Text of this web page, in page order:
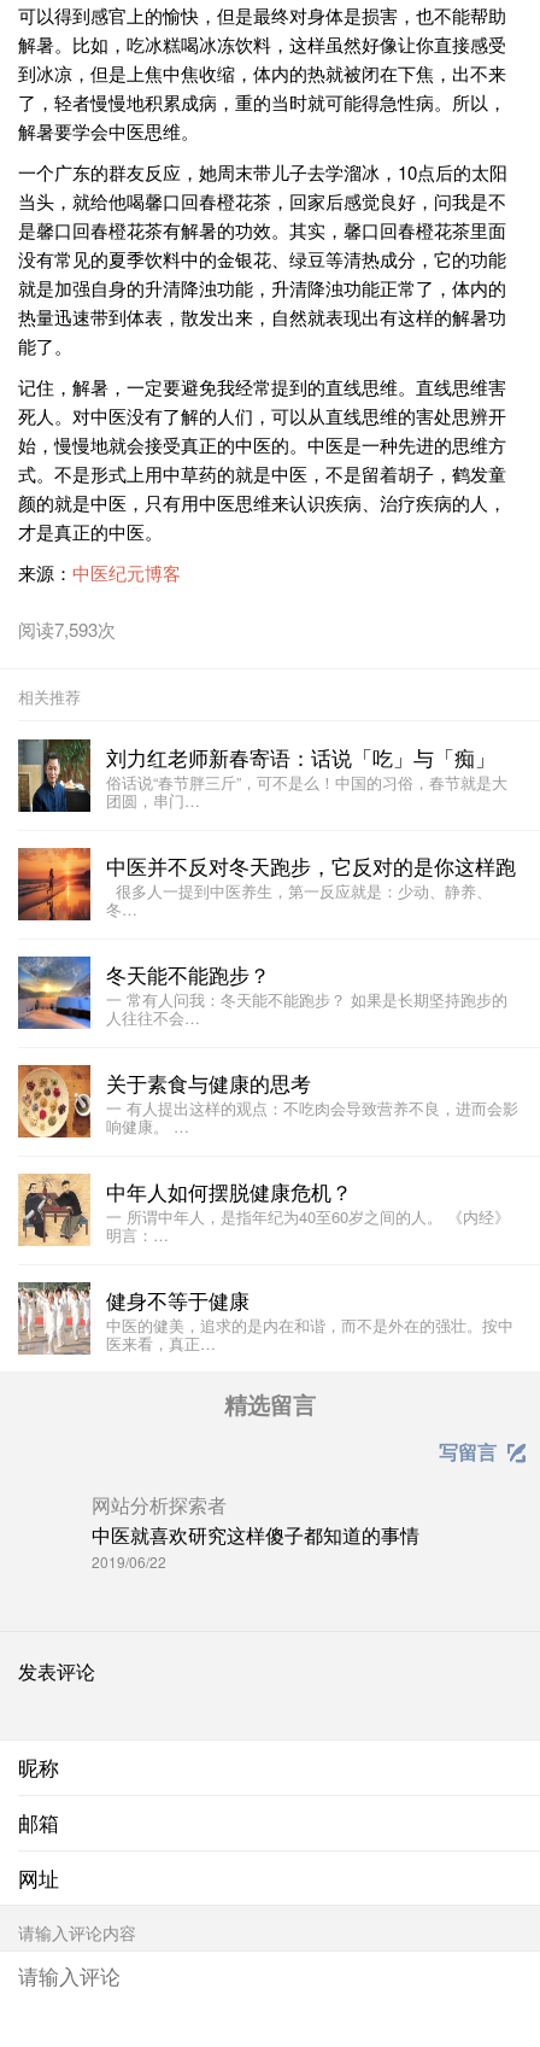
可以得到感官上的愉快，但是最终对身体是损害，也不能帮助
解暑。比如，吃冰糕喝冰冻饮料，这样虽然好像让你直接感受
到冰凉，但是上焦中焦收缩，体内的热就被闭在下焦，出不来
了，轻者慢慢地积累成病，重的当时就可能得急性病。所以，
解暑要学会中医思维。
一个广东的群友反应，她周末带儿子去学溜冰，10点后的太阳
当头，就给他喝馨口回春橙花茶，回家后感觉良好，问我是不
是馨口回春橙花茶有解暑的功效。其实，馨口回春橙花茶里面
没有常见的夏季饮料中的金银花、绿豆等清热成分，它的功能
就是加强自身的升清降浊功能，升清降浊功能正常了，体内的
热量迅速带到体表，散发出来，自然就表现出有这样的解暑功
能了。
记住，解暑，一定要避免我经常提到的直线思维。直线思维害
死人。对中医没有了解的人们，可以从直线思维的害处思辨开
始，慢慢地就会接受真正的中医的。中医是一种先进的思维方
式。不是形式上用中草药的就是中医，不是留着胡子，鹤发童
颜的就是中医，只有用中医思维来认识疾病、治疗疾病的人，
才是真正的中医。
来源： 中医纪元博客
阅读7,593次
相关推荐
刘力红老师新春寄语：话说「吃」与「痴」
俗话说“春节胖三斤”，可不是么！中国的习俗，春节就是大
团圆，串门…
中医并不反对冬天跑步，它反对的是你这样跑
很多人一提到中医养生，第一反应就是：少动、静养、
冬…
冬天能不能跑步？
一 常有人问我：冬天能不能跑步？ 如果是长期坚持跑步的
人往往不会…
关于素食与健康的思考
一 有人提出这样的观点：不吃肉会导致营养不良，进而会影
响健康。 …
中年人如何摆脱健康危机？
一 所谓中年人，是指年纪为40至60岁之间的人。 《内经》
明言：…
健身不等于健康
中医的健美，追求的是内在和谐，而不是外在的强壮。按中
医来看，真正…
精选留言
写留言 
网站分析探索者
中医就喜欢研究这样傻子都知道的事情
2019/06/22
发表评论
昵称
邮箱
网址
请输入评论内容